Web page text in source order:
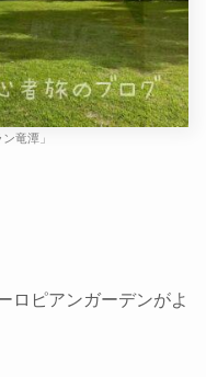
竜潭」
ロピアンガーデンがよ